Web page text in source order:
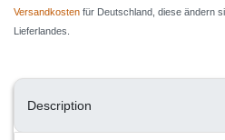
Versandkosten für Deutschland, diese ändern
Lieferlandes.
Description